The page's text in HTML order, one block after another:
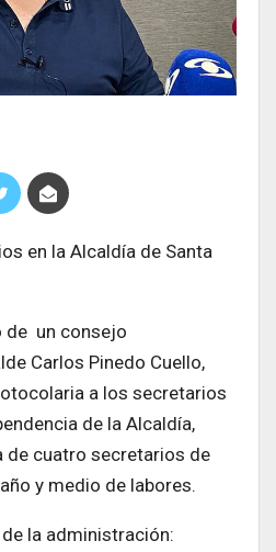
en la Alcaldía de Santa
de un consejo
Carlos Pinedo Cuello,
a los secretarios
de la Alcaldía,
de cuatro secretarios de
y medio de labores.
la administración: